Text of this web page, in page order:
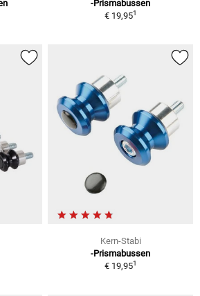
-Prismabussen
€ 19,951
Kern-Stabi
-Prismabussen
€ 19,951